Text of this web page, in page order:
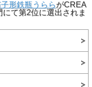
形鉄瓶うららがCREA
て第2位に選出されま